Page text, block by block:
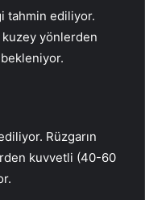
tahmin ediliyor.
yönlerden
Rüzgarın
kuvvetli (40-60